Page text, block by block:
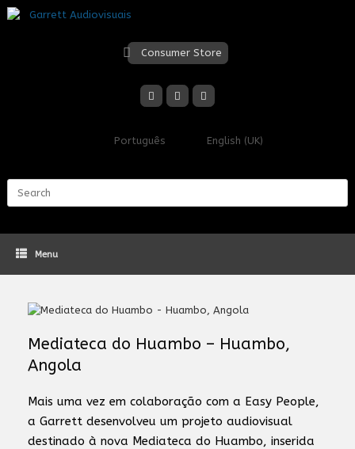
Skip
to
Consumer Store
Português English (UK)
Menu
Mediateca do Huambo – Huambo,
Angola
Mais uma vez em colaboração com a Easy People,
a Garrett desenvolveu um projeto audiovisual
destinado à nova Mediateca do Huambo, inserida